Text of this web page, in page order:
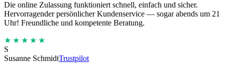
Die online Zulassung funktioniert schnell, einfach und sicher.
Hervorragender persönlicher Kundenservice — sogar abends um 21
Uhr! Freundliche und kompetente Beratung.
★★★★★
S
Susanne SchmidtTrustpilot